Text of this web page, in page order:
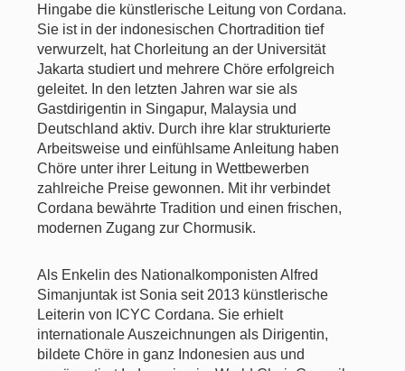
Hingabe die künstlerische Leitung von Cordana.
Sie ist in der indonesischen Chortradition tief
verwurzelt, hat Chorleitung an der Universität
Jakarta studiert und mehrere Chöre erfolgreich
geleitet. In den letzten Jahren war sie als
Gastdirigentin in Singapur, Malaysia und
Deutschland aktiv. Durch ihre klar strukturierte
Arbeitsweise und einfühlsame Anleitung haben
Chöre unter ihrer Leitung in Wettbewerben
zahlreiche Preise gewonnen. Mit ihr verbindet
Cordana bewährte Tradition und einen frischen,
modernen Zugang zur Chormusik.
Als Enkelin des Nationalkomponisten Alfred
Simanjuntak ist Sonia seit 2013 künstlerische
Leiterin von ICYC Cordana. Sie erhielt
internationale Auszeichnungen als Dirigentin,
bildete Chöre in ganz Indonesien aus und